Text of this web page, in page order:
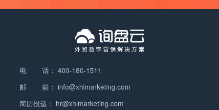
主要集中在亚洲、欧洲和北美洲等发达地区，这些地
区对塑料制品的需求量较大，塑料机械市场也相对较
机械出口需要哪些标准或认证？ 塑料机械出口需要符
合一些标准和认证要求。这些标准和认证确保了塑料
易的检验和审批。…
并且市场规模将逐渐扩大。 这一趋势的背后有多个因
素的推动。首先，随着各国5G网络的建设逐渐完
善，用户对于更快速、更稳定的网络连接的需求也在
5G路由器成为了用户实现高速上网和流畅在线体验
的重要工具。 其次，随着人们对于互联网的依赖程度
不断加深，对于家庭和办公环境中网络连接的要求也
力，以适应外贸形势的变化。 锅炉海外市场规模如
产和供暖领域。随着全球经济的发展，锅炉市场也在
不断扩大。那么，锅炉海外市场的规模如何呢？ 根据
市场研究报告，锅炉在海外市场的规模逐年增长。这
主要得益于发达国家对清洁能源和环保技术的需求增
能源设备，可以提供高效的能源转换和供热功能，因
此备受海外市场的青睐。 在发达国家，锅炉市场主要
头，以及全球供应链的变化，都对外贸形势产生了一
了巨大的冲击。 对于吸管这样的出口产品来说，情况
可能会有所不同。吸管作为一种常见的消费品，需求
和塑料污染问题的关注，一些国家对塑料吸管的使用
此外，出口是否好做还需要考虑其他因素，如产品质
量、价格竞争力、市场需求等。如果吸管产品具备独
可以帮助宠物预防和治疗常见的疾病，提高宠物的免
疫力和健康水平。 4. 玩具类：包括宠物球、宠物骨
炼身体，同时提供娱乐和减轻压力的功能。 5. 宠物
床窝类：包括宠物垫子、宠物窝、宠物床等。这些产
护家具和地板。 6. 穿戴用品类：包括宠物颈圈、胸
步，发动机行业正朝着智能化和自动化方向发展。现
代发动机配备了各种传感器和控制系统，能够实时监
测和调整发动机的工作状态，提高其性能和可靠性。
高效和精确。 3. 新能源技术的崛起：随着可再生能
源和新能源汽车的兴起，发动机行业正面临着巨大的
挑战和机遇。新能源技术，如电动发动机和燃料电池
电 话： 400-180-1511
邮 箱： info@xhlmarketing.com
简历投递： hr@xhlmarketing.com